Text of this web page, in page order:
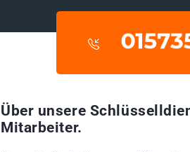
Über unsere
Mitarbeiter.